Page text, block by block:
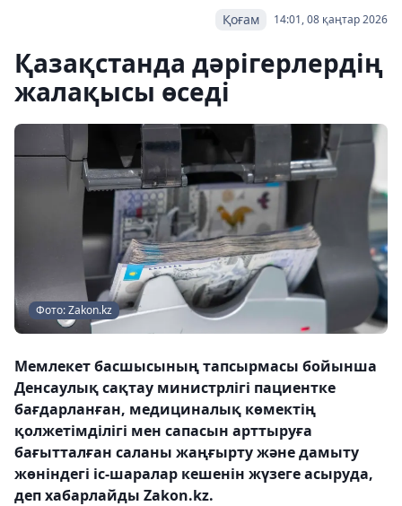
14:01, 08 қаңтар 2026
Қоғам
Қазақстанда дәрігерлердің
жалақысы өседі
Фото: Zakon.kz
Мемлекет басшысының тапсырмасы бойынша
Денсаулық сақтау министрлігі пациентке
бағдарланған, медициналық көмектің
қолжетімділігі мен сапасын арттыруға
бағытталған саланы жаңғырту және дамыту
жөніндегі іс-шаралар кешенін жүзеге асыруда,
деп хабарлайды Zakon.kz.